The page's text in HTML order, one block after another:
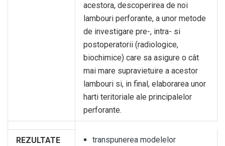
acestora, descoperirea de noi
lambouri perforante, a unor metode
de investigare pre-, intra- si
postoperatorii (radiologice,
biochimice) care sa asigure o cât
mai mare supravietuire a acestor
lambouri si, in final, elaborarea unor
harti teritoriale ale principalelor
perforante.
REZULTATE
transpunerea modelelor